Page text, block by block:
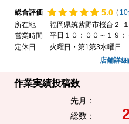
総合評価 5.0 (
所在地
福岡県筑紫野市桜台２-
営業時間
平日１０：００～１９
定休日
火曜日・第1第3水曜日
店舗詳
作業実績投稿数
先月：
総数：